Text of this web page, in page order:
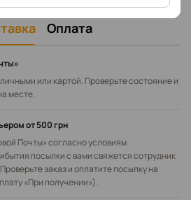
Оплата
или картой. Проверьте состояние и
месте.
от 500 грн
Почты» согласно условиям
посылки с вами свяжется сотрудник
заказ и оплатите посылку на
«При получении»).